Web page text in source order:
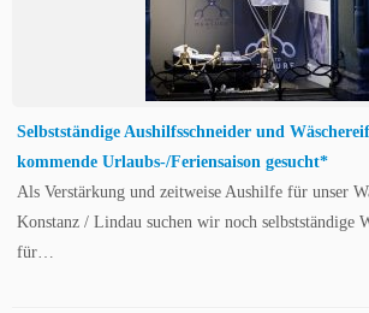
Selbstständige Aushilfsschneider und
kommende Urlaubs-/Feriensaison gesucht*
Als Verstärkung und zeitweise Aushilfe für unser
Konstanz / Lindau suchen wir noch selbstständige
für…